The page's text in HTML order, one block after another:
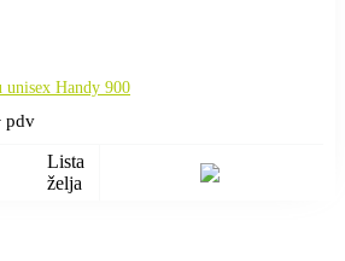
unisex Handy 900
pdv
Lista
želja